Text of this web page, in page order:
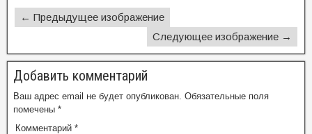
← Предыдущее изображение
Следующее изображение →
Добавить комментарий
Ваш адрес email не будет опубликован. Обязательные поля
помечены *
Комментарий *